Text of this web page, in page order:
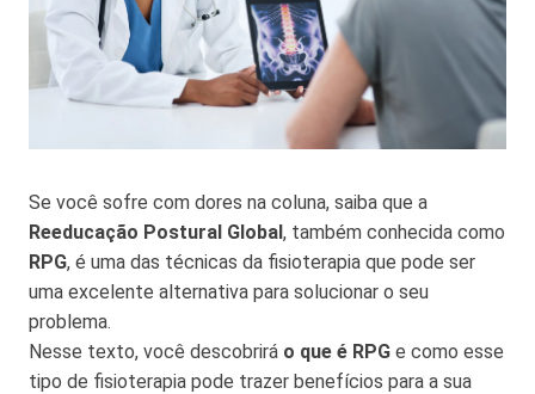
Se você sofre com dores na coluna, saiba que a
Reeducação Postural Global, também conhecida como
RPG, é uma das técnicas da fisioterapia que pode ser
uma excelente alternativa para solucionar o seu
problema.
Nesse texto, você descobrirá o que é RPG e como esse
tipo de fisioterapia pode trazer benefícios para a sua